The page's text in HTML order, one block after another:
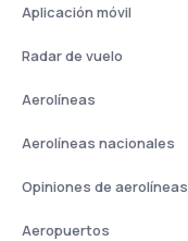
Aplicación móvil
Radar de vuelo
Aerolíneas
Aerolíneas nacionales
Opiniones de aerolíneas
Aeropuertos